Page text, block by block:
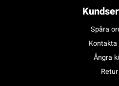
Spåra
Kontakta
Ångra
Retur